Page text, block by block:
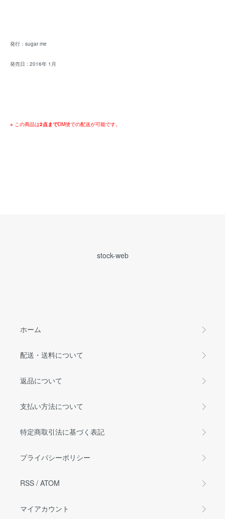
発行：sugar me
発売日 : 2016年 1月
※ この商品は2点までDM便での配送が可能です。
stock-web
ホーム
配送・送料について
返品について
支払い方法について
特定商取引法に基づく表記
プライバシーポリシー
RSS / ATOM
マイアカウント